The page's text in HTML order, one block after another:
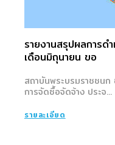
รายงานสรุปผลการด
เดือนมิถุนายน ขอ
สถาบันพระบรมราชชนก
การจัดซื้อจัดจ้าง ประจ...
รายละเอียด